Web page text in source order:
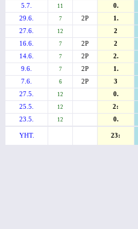
5.7. 11 0.
29.6. 7 2P 1.
27.6. 12 2
16.6. 7 2P 2
14.6. 7 2P 2.
9.6. 7 2P 1.
7.6. 6 2P 3
27.5. 12 0.
25.5. 12 2:
23.5. 12 0.
YHT. 23: